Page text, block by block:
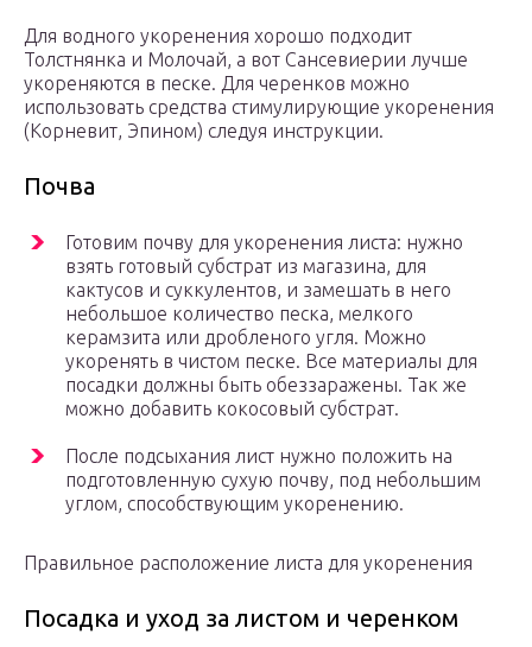
Для водного укоренения хорошо подходит
Толстнянка и Молочай, а вот Сансевиерии лучше
укореняются в песке. Для черенков можно
использовать средства стимулирующие укоренения
(Корневит, Эпином) следуя инструкции.
Почва
Готовим почву для укоренения листа: нужно
взять готовый субстрат из магазина, для
кактусов и суккулентов, и замешать в него
небольшое количество песка, мелкого
керамзита или дробленого угля. Можно
укоренять в чистом песке. Все материалы для
посадки должны быть обеззаражены. Так же
можно добавить кокосовый субстрат.
После подсыхания лист нужно положить на
подготовленную сухую почву, под небольшим
углом, способствующим укоренению.
Правильное расположение листа для укоренения
Посадка и уход за листом и черенком